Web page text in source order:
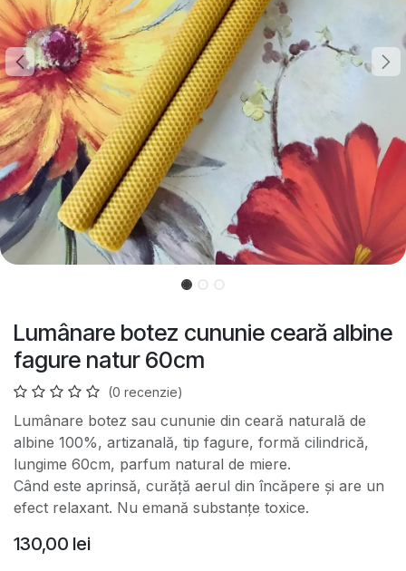
Lumânare botez cununie ceară albine
fagure natur 60cm
(0 recenzie)
Lumânare botez sau cununie din ceară naturală de
albine 100%, artizanală, tip fagure, formă cilindrică,
lungime 60cm, parfum natural de miere.
Când este aprinsă, curăță aerul din încăpere și are un
efect relaxant. Nu emană substanțe toxice.
130,00 lei